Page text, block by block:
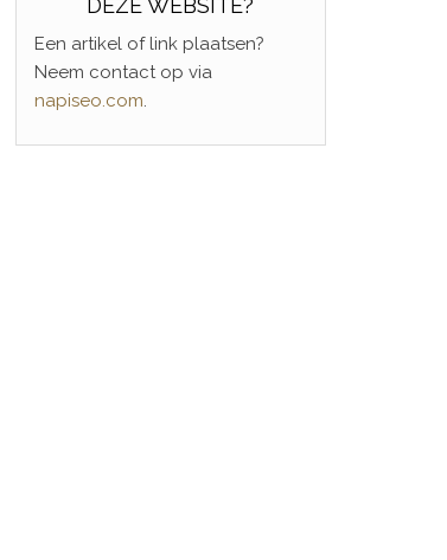
DEZE WEBSITE?
Een artikel of link plaatsen?
Neem contact op via
napiseo.com.